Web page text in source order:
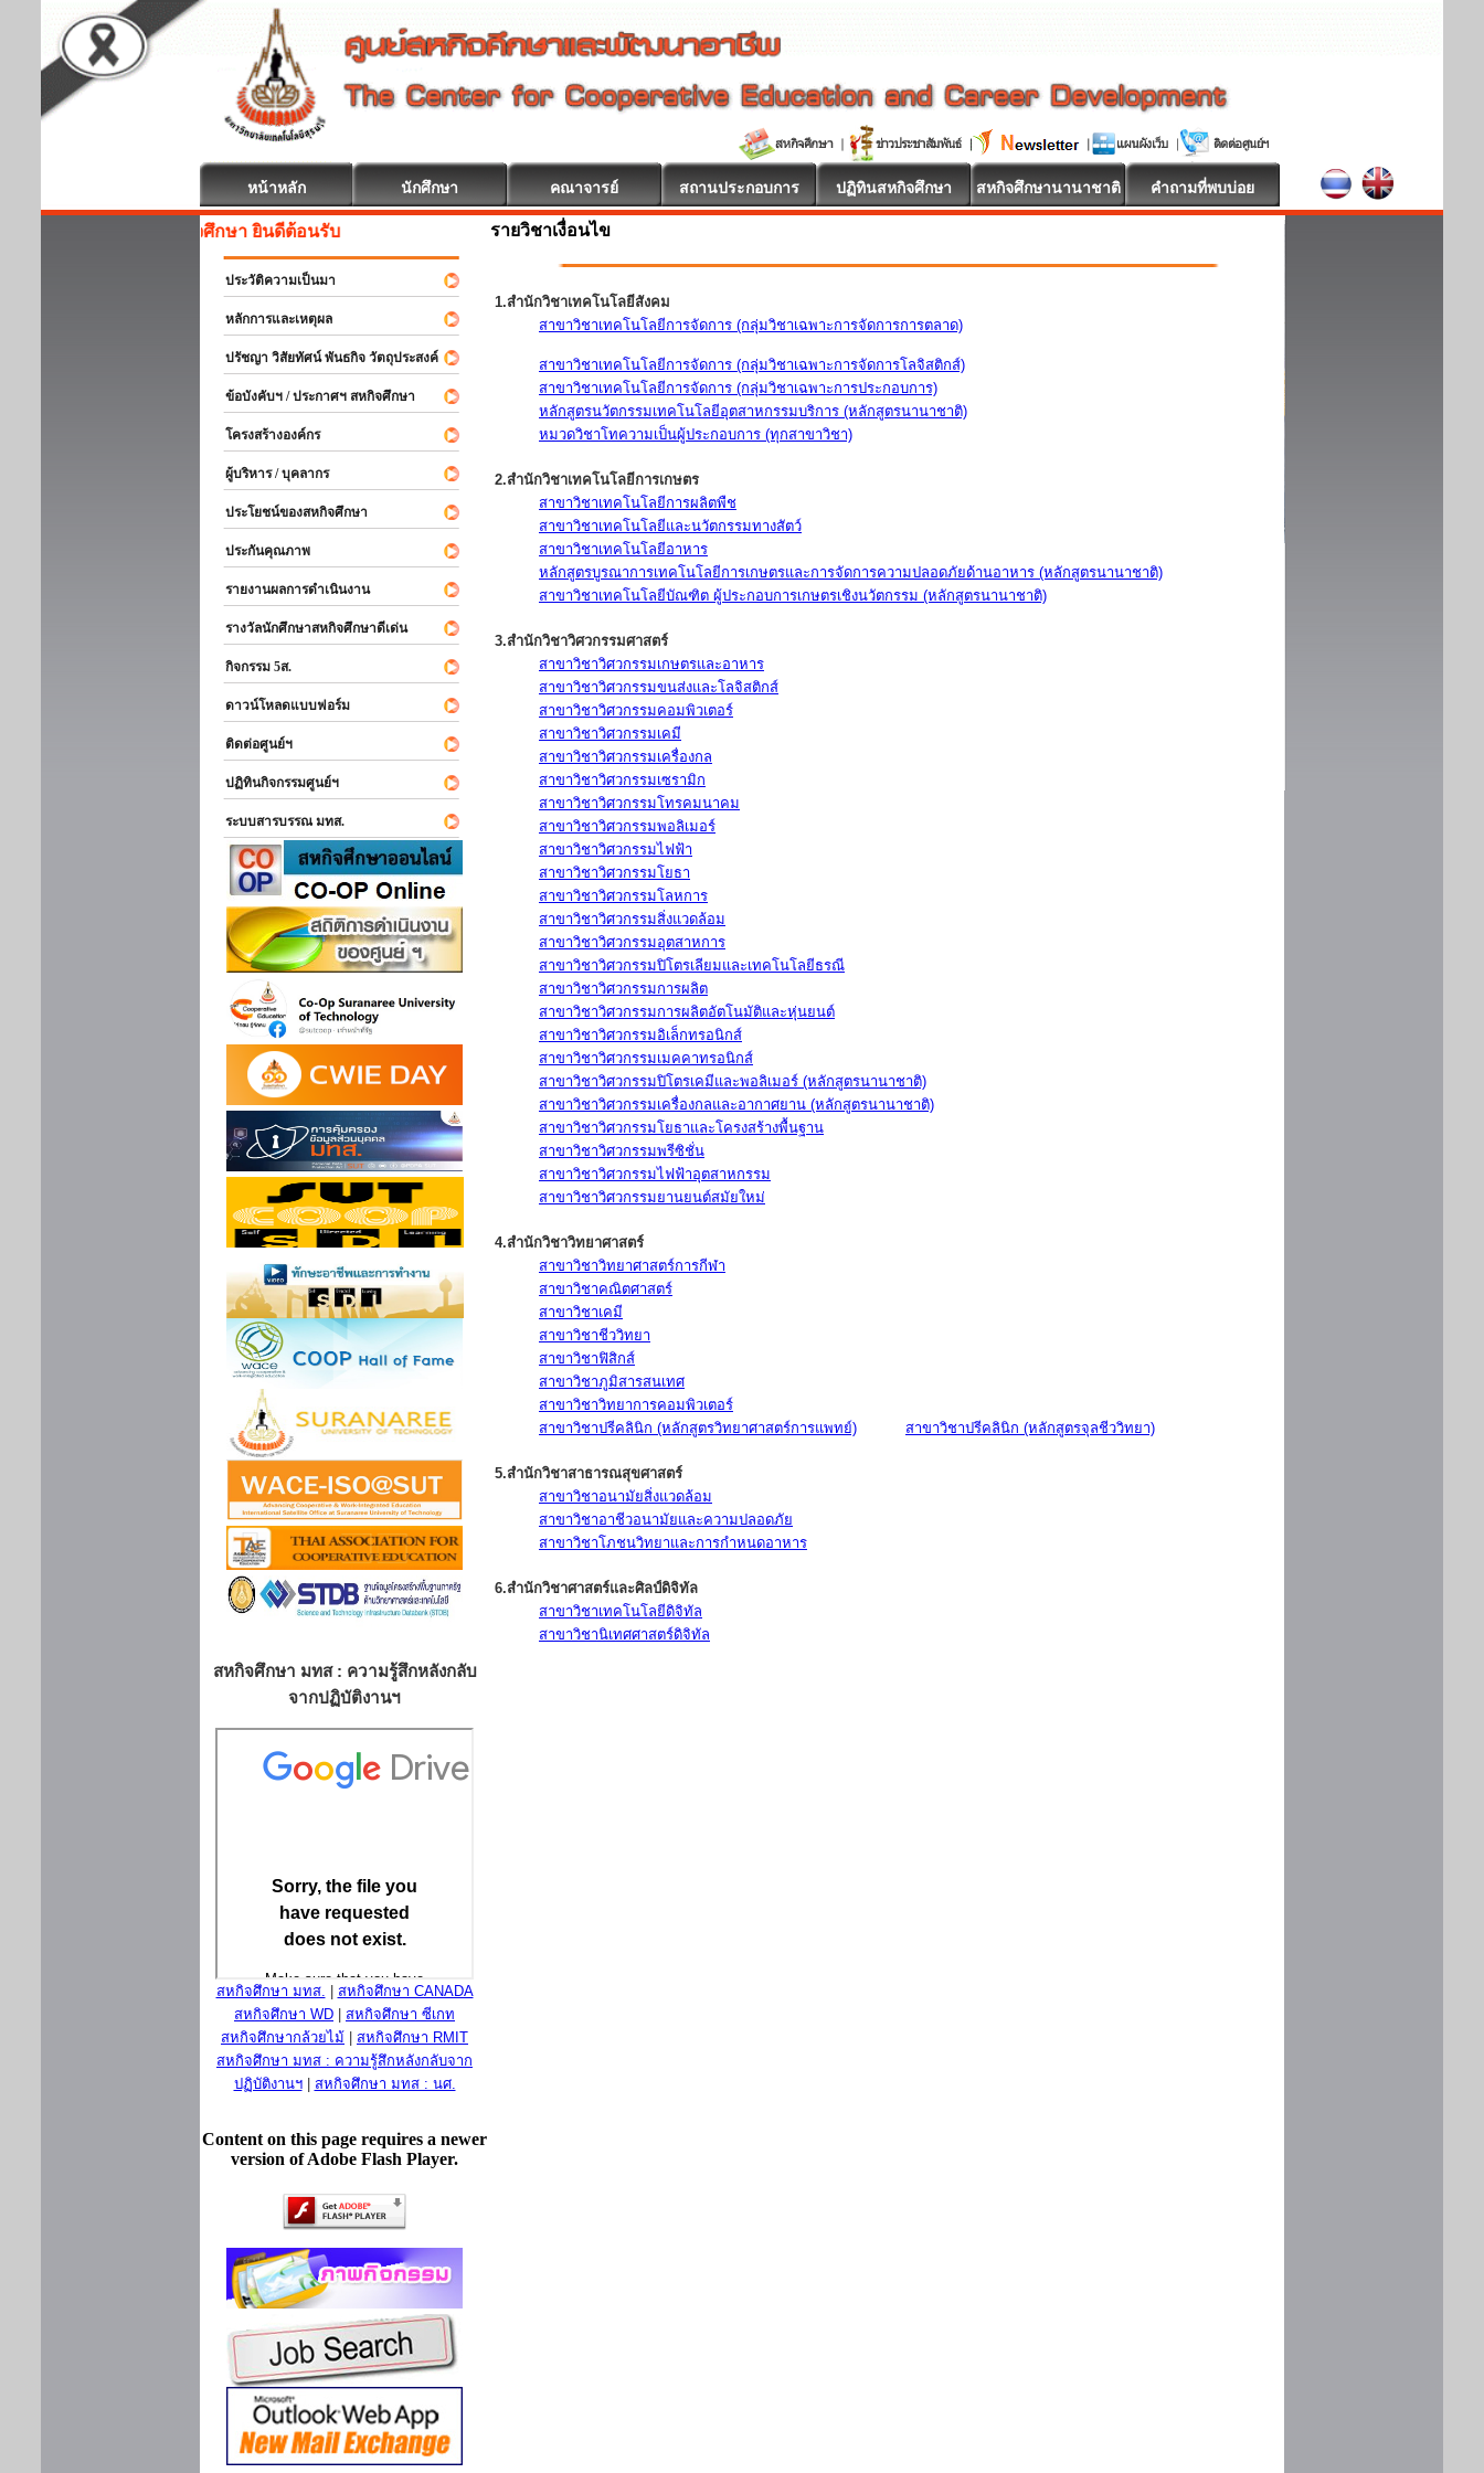
หน้าหลัก นักศึกษา คณาจารย์ สถานประกอบการ ปฏิทินสหกิจศึกษา สหกิจศึกษานานาชาติ คำถามที่พบบ่อย
สหกิจศึกษา ยินดีต้อนรับ
ประวัติความเป็นมา
หลักการและเหตุผล
ปรัชญา วิสัยทัศน์ พันธกิจ วัตถุประสงค์
ข้อบังคับฯ / ประกาศฯ สหกิจศึกษา
โครงสร้างองค์กร
ผู้บริหาร / บุคลากร
ประโยชน์ของสหกิจศึกษา
ประกันคุณภาพ
รายงานผลการดำเนินงาน
รางวัลนักศึกษาสหกิจศึกษาดีเด่น
กิจกรรม 5ส.
ดาวน์โหลดแบบฟอร์ม
ติดต่อศูนย์ฯ
ปฏิทินกิจกรรมศูนย์ฯ
ระบบสารบรรณ มทส.
สหกิจศึกษา มทส : ความรู้สึกหลังกลับ
จากปฏิบัติงานฯ
สหกิจศึกษา มทส.
สหกิจศึกษา CANADA
สหกิจศึกษา WD
สหกิจศึกษา ซีเกท
สหกิจศึกษากล้วยไม้
สหกิจศึกษา RMIT
สหกิจศึกษา มทส : ความรู้สึกหลังกลับจาก
ปฏิบัติงานฯ| สหกิจศึกษา มทส : นศ.
Content on this page requires a newer
version of Adobe Flash Player.
รายวิชาเงื่อนไข
1.สำนักวิชาเทคโนโลยีสังคม
สาขาวิชาเทคโนโลยีการจัดการ (กลุ่มวิชาเฉพาะการจัดการการตลาด)
สาขาวิชาเทคโนโลยีการจัดการ (กลุ่มวิชาเฉพาะการจัดการโลจิสติกส์)
สาขาวิชาเทคโนโลยีการจัดการ (กลุ่มวิชาเฉพาะการประกอบการ)
หลักสูตรนวัตกรรมเทคโนโลยีอุตสาหกรรมบริการ (หลักสูตรนานาชาติ)
หมวดวิชาโทความเป็นผู้ประกอบการ (ทุกสาขาวิชา)
2.สำนักวิชาเทคโนโลยีการเกษตร
สาขาวิชาเทคโนโลยีการผลิตพืช
สาขาวิชาเทคโนโลยีและนวัตกรรมทางสัตว์
สาขาวิชาเทคโนโลยีอาหาร
หลักสูตรบูรณาการเทคโนโลยีการเกษตรและการจัดการความปลอดภัยด้านอาหาร (หลักสูตรนานาชาติ)
สาขาวิชาเทคโนโลยีบัณฑิต ผู้ประกอบการเกษตรเชิงนวัตกรรม (หลักสูตรนานาชาติ)
3.สำนักวิชาวิศวกรรมศาสตร์
สาขาวิชาวิศวกรรมเกษตรและอาหาร
สาขาวิชาวิศวกรรมขนส่งและโลจิสติกส์
สาขาวิชาวิศวกรรมคอมพิวเตอร์
สาขาวิชาวิศวกรรมเคมี
สาขาวิชาวิศวกรรมเครื่องกล
สาขาวิชาวิศวกรรมเซรามิก
สาขาวิชาวิศวกรรมโทรคมนาคม
สาขาวิชาวิศวกรรมพอลิเมอร์
สาขาวิชาวิศวกรรมไฟฟ้า
สาขาวิชาวิศวกรรมโยธา
สาขาวิชาวิศวกรรมโลหการ
สาขาวิชาวิศวกรรมสิ่งแวดล้อม
สาขาวิชาวิศวกรรมอุตสาหการ
สาขาวิชาวิศวกรรมปิโตรเลียมและเทคโนโลยีธรณี
สาขาวิชาวิศวกรรมการผลิต
สาขาวิชาวิศวกรรมการผลิตอัตโนมัติและหุ่นยนต์
สาขาวิชาวิศวกรรมอิเล็กทรอนิกส์
สาขาวิชาวิศวกรรมเมคคาทรอนิกส์
สาขาวิชาวิศวกรรมปิโตรเคมีและพอลิเมอร์ (หลักสูตรนานาชาติ)
สาขาวิชาวิศวกรรมเครื่องกลและอากาศยาน (หลักสูตรนานาชาติ)
สาขาวิชาวิศวกรรมโยธาและโครงสร้างพื้นฐาน
สาขาวิชาวิศวกรรมพรีซิชั่น
สาขาวิชาวิศวกรรมไฟฟ้าอุตสาหกรรม
สาขาวิชาวิศวกรรมยานยนต์สมัยใหม่
4.สำนักวิชาวิทยาศาสตร์
สาขาวิชาวิทยาศาสตร์การกีฬา
สาขาวิชาคณิตศาสตร์
สาขาวิชาเคมี
สาขาวิชาชีววิทยา
สาขาวิชาฟิสิกส์
สาขาวิชาภูมิสารสนเทศ
สาขาวิชาวิทยาการคอมพิวเตอร์
สาขาวิชาปรีคลินิก (หลักสูตรวิทยาศาสตร์การแพทย์)
สาขาวิชาปรีคลินิก (หลักสูตรจุลชีววิทยา)
5.สำนักวิชาสาธารณสุขศาสตร์
สาขาวิชาอนามัยสิ่งแวดล้อม
สาขาวิชาอาชีวอนามัยและความปลอดภัย
สาขาวิชาโภชนวิทยาและการกำหนดอาหาร
6.สำนักวิชาศาสตร์และศิลป์ดิจิทัล
สาขาวิชาเทคโนโลยีดิจิทัล
สาขาวิชานิเทศศาสตร์ดิจิทัล